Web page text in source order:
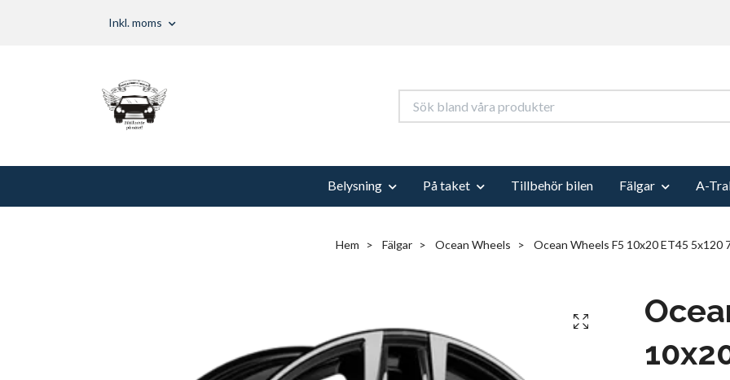
Inkl. moms
Belysning På taket Tillbehör bilen Fälgar A-
Hem Fälgar Ocean Wheels Ocean Wheels F5 10x20 ET45 5x120